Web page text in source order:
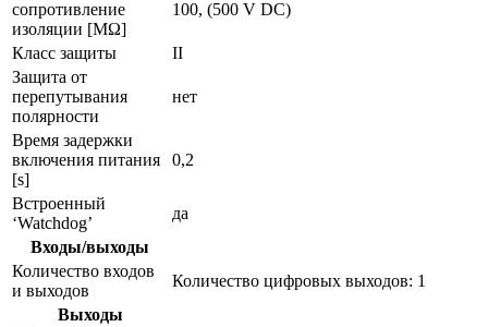
сопротивление
изоляции [MΩ]
100, (500 V DC)
Класс защиты
II
Защита от
перепутывания
полярности
нет
Время задержки
включения питания
[s]
0,2
Встроенный
‘Watchdog’
да
Входы/выходы
Количество входов
и выходов
Количество цифровых выходов: 1
Выходы